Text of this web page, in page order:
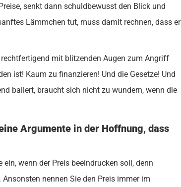
senkt dann schuldbewusst den Blick und
Lämmchen tut, muss damit rechnen, dass er
mit blitzenden Augen zum Angriff
ist! Kaum zu finanzieren! Und die Gesetze! Und
ballert, braucht sich nicht zu wundern, wenn die
Argumente in der Hoffnung, dass
wenn der Preis beeindrucken soll, denn
nennen Sie den Preis immer im